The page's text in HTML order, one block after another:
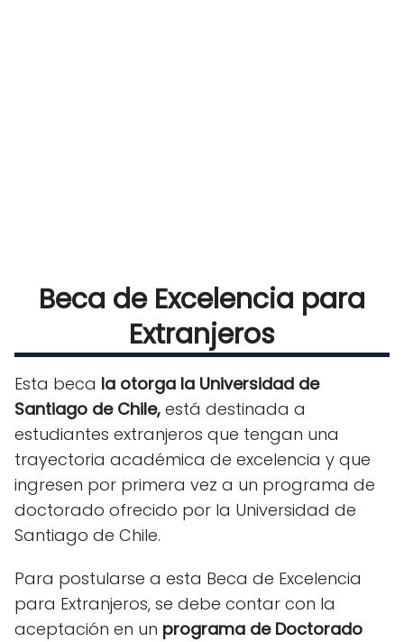
Beca de Excelencia para
Extranjeros
Esta beca la otorga la Universidad de
Santiago de Chile, está destinada a
estudiantes extranjeros que tengan una
trayectoria académica de excelencia y que
ingresen por primera vez a un programa de
doctorado ofrecido por la Universidad de
Santiago de Chile.
Para postularse a esta Beca de Excelencia
para Extranjeros, se debe contar con la
aceptación en un programa de Doctorado